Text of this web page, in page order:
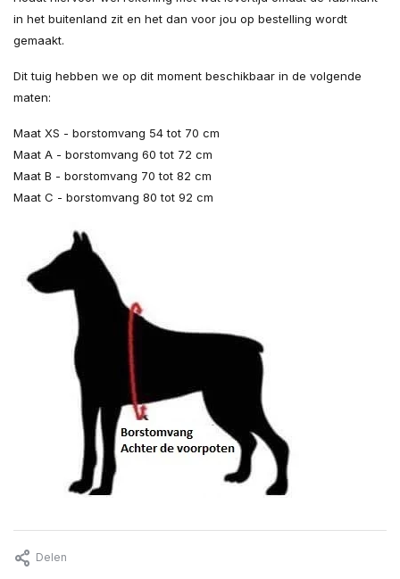
in het buitenland zit en het dan voor jou op bestelling wordt
gemaakt.
Dit tuig hebben we op dit moment beschikbaar in de volgende
maten:
Maat XS - borstomvang 54 tot 70 cm
Maat A - borstomvang 60 tot 72 cm
Maat B - borstomvang 70 tot 82 cm
Maat C - borstomvang 80 tot 92 cm
Delen